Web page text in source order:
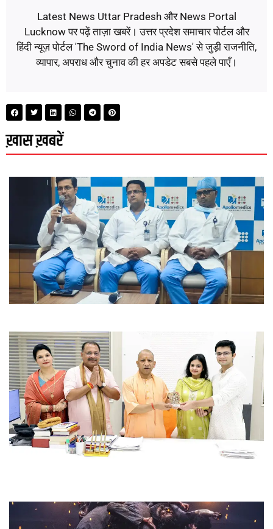
Latest News Uttar Pradesh और News Portal
Lucknow पर पढ़ें ताज़ा खबरें। उत्तर प्रदेश समाचार पोर्टल और
हिंदी न्यूज़ पोर्टल 'The Sword of India News' से जुड़ी राजनीति,
व्यापार, अपराध और चुनाव की हर अपडेट सबसे पहले पाएँ।
ख़ास ख़बरें